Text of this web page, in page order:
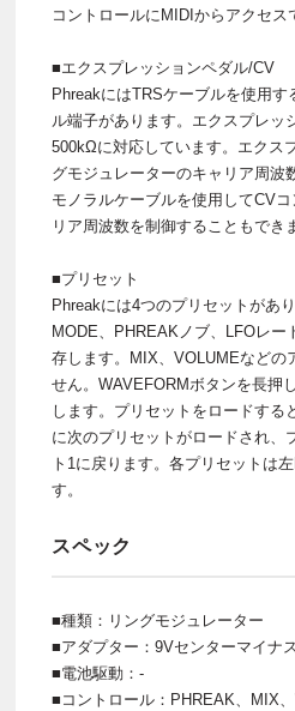
コントロールにMIDIからアクセス
■エクスプレッションペダル/CV
PhreakにはTRSケーブルを使用
ル端子があります。エクスプレッ
500kΩに対応しています。エクス
グモジュレーターのキャリア周波
モノラルケーブルを使用してCV
リア周波数を制御することもでき
■プリセット
Phreakには4つのプリセットがあ
MODE、PHREAKノブ、LFOレー
存します。MIX、VOLUMEなどの
せん。WAVEFORMボタンを長押
します。プリセットをロードする
に次のプリセットがロードされ、
ト1に戻ります。各プリセットは
す。
スペック
■種類：リングモジュレーター
■アダプター：9Vセンターマイナ
■電池駆動：-
■コントロール：PHREAK、MIX、